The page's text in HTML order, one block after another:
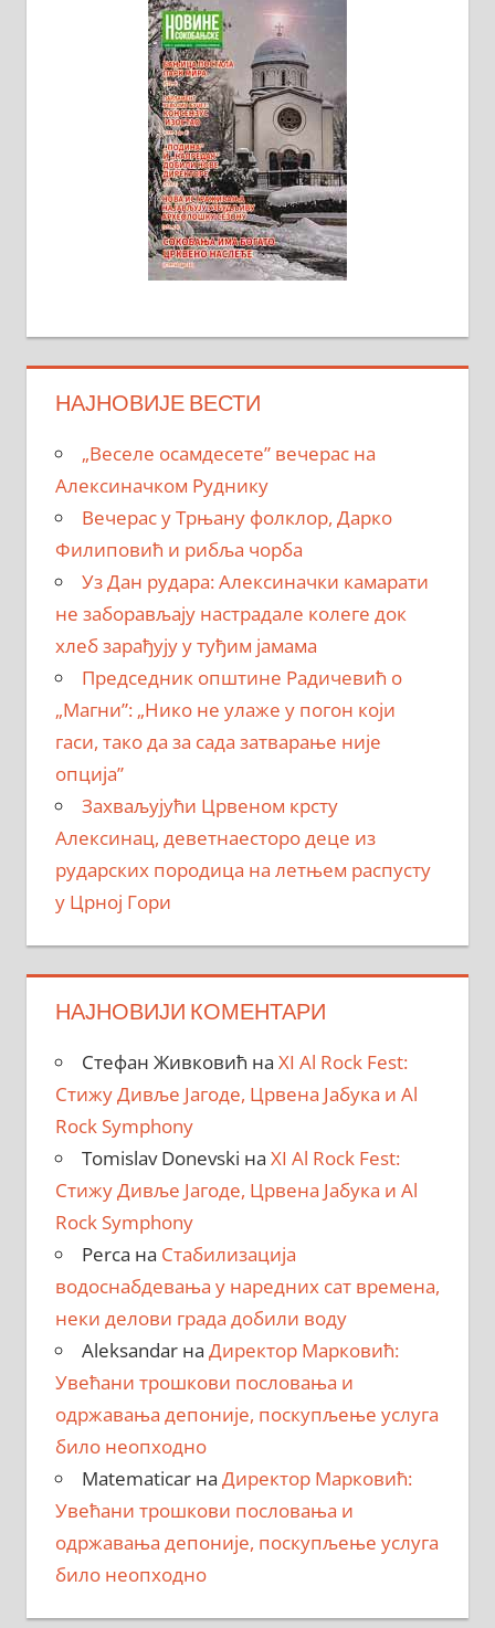
НАЈНОВИЈЕ ВЕСТИ
„Веселе осамдесете” вечерас на
Алексиначком Руднику
Вечерас у Трњану фолклор, Дарко
Филиповић и рибља чорба
Уз Дан рудара: Алексиначки камарати
не заборављају настрадале колеге док
хлеб зарађују у туђим јамама
Председник општине Радичевић о
„Магни”: „Нико не улаже у погон који
гаси, тако да за сада затварање није
опција”
Захваљујући Црвеном крсту
Алексинац, деветнаесторо деце из
рударских породица на летњем распусту
у Црној Гори
НАЈНОВИЈИ КОМЕНТАРИ
Стефан Живковић на XI Al Rock Fest:
Стижу Дивље Јагоде, Црвена Јабука и Al
Rock Symphony
Tomislav Donevski на XI Al Rock Fest:
Стижу Дивље Јагоде, Црвена Јабука и Al
Rock Symphony
Perca на Стабилизација
водоснабдевања у наредних сат времена,
неки делови града добили воду
Aleksandarна Директор Марковић:
Увећани трошкови пословања и
одржавања депоније, поскупљење услуга
било неопходно
Matematicarна Директор Марковић:
Увећани трошкови пословања и
одржавања депоније, поскупљење услуга
било неопходно